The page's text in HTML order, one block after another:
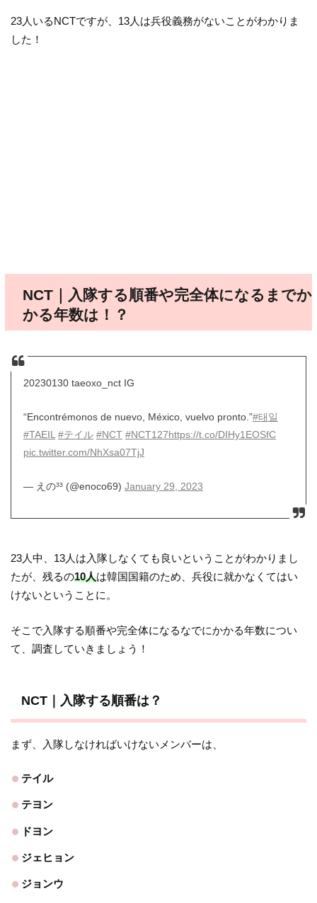
23人いるNCTですが、13人は兵役義務がないことがわかりま
した！
NCT｜入隊する順番や完全体になるまでか
かる年数は！？
20230130 taeoxo_nct IG
“Encontrémonos de nuevo, México, vuelvo pronto.”#태일
#TAEIL #テイル #NCT #NCT127https://t.co/DIHy1EOSfC
pic.twitter.com/NhXsa07TjJ
— えの³³ (@enoco69) January 29, 2023
23人中、13人は入隊しなくても良いということがわかりまし
たが、残るの10人は韓国国籍のため、兵役に就かなくてはい
けないということに。
そこで入隊する順番や完全体になるなでにかかる年数につい
て、調査していきましょう！
NCT｜入隊する順番は？
まず、入隊しなければいけないメンバーは、
テイル
テヨン
ドヨン
ジェヒョン
ジョンウ